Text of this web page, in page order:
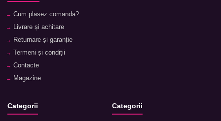
Cum plasez comanda?
Livrare și achitare
Returnare și garanție
Termeni și condiții
Contacte
Magazine
Categorii Categorii